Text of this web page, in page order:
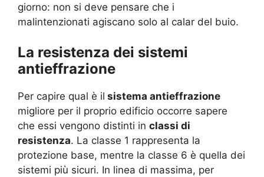
giorno: non si deve pensare che i
malintenzionati agiscano solo al calar del buio.
La resistenza dei sistemi
antieffrazione
Per capire qual è il sistema antieffrazione
migliore per il proprio edificio occorre sapere
che essi vengono distinti in classi di
resistenza. La classe 1 rappresenta la
protezione base, mentre la classe 6 è quella dei
sistemi più sicuri. In linea di massima, per